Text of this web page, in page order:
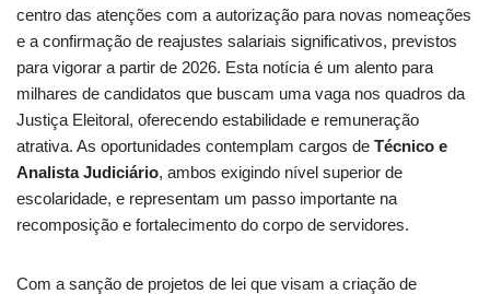
centro das atenções com a autorização para novas nomeações
e a confirmação de reajustes salariais significativos, previstos
para vigorar a partir de 2026. Esta notícia é um alento para
milhares de candidatos que buscam uma vaga nos quadros da
Justiça Eleitoral, oferecendo estabilidade e remuneração
atrativa. As oportunidades contemplam cargos de Técnico e
Analista Judiciário, ambos exigindo nível superior de
escolaridade, e representam um passo importante na
recomposição e fortalecimento do corpo de servidores.
Com a sanção de projetos de lei que visam a criação de